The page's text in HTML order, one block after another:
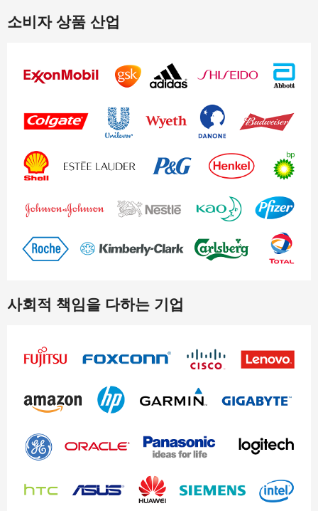
소비자 상품 산업
사회적 책임을 다하는 기업